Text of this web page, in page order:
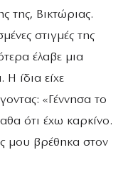
της, Βικτώριας.
στιγμές της
έλαβε μια
ίδια είχε
«Γέννησα το
ότι έχω καρκίνο.
μου βρέθηκα στον